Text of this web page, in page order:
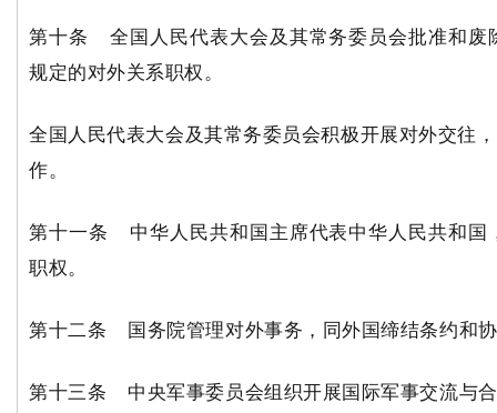
第十条 全国人民代表大会及其常务委员会批准和废
规定的对外关系职权。
全国人民代表大会及其常务委员会积极开展对外交往
作。
第十一条 中华人民共和国主席代表中华人民共和国
职权。
第十二条 国务院管理对外事务，同外国缔结条约和
第十三条 中央军事委员会组织开展国际军事交流与